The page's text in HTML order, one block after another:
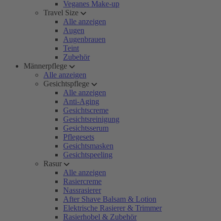
Veganes Make-up
Travel Size
Alle anzeigen
Augen
Augenbrauen
Teint
Zubehör
Männerpflege
Alle anzeigen
Gesichtspflege
Alle anzeigen
Anti-Aging
Gesichtscreme
Gesichtsreinigung
Gesichtsserum
Pflegesets
Gesichtsmasken
Gesichtspeeling
Rasur
Alle anzeigen
Rasiercreme
Nassrasierer
After Shave Balsam & Lotion
Elektrische Rasierer & Trimmer
Rasierhobel & Zubehör